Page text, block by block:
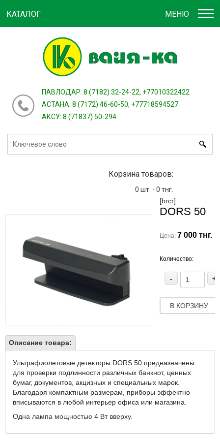
зарегистрироваться
ПАВЛОДАР: 8 (7182) 32-24-22, +77010322422
АСТАНА: 8 (7172) 46-60-50, +77718594527
АКСУ: 8 (71837) 50-294
Корзина товаров:
0 шт. - 0 тнг.
МЕНЮ
КАТАЛОГ
[brcr]
DORS 50
Цена: 7 000 тнг.
Количество:
+
-
В КОРЗИНУ
Описание товара:
Ультрафиолетовые детекторы DORS 50 предназначены
для проверки подлинности различных банкнот, ценных
бумаг, документов, акцизных и специальных марок.
Благодаря компактным размерам, приборы эффектно
вписываются в любой интерьер офиса или магазина.
Одна лампа мощностью 4 Вт вверху.